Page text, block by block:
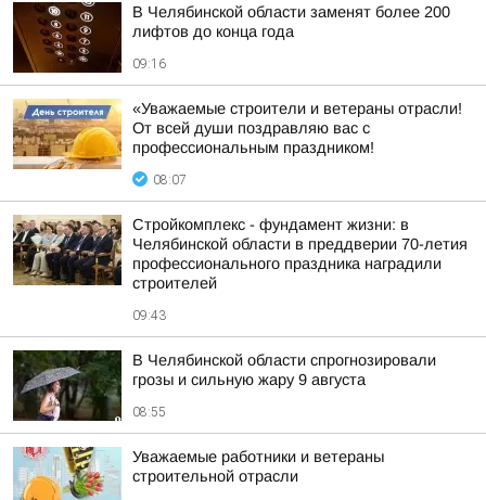
В Челябинской области заменят более 200
лифтов до конца года
09:16
«Уважаемые строители и ветераны отрасли!
От всей души поздравляю вас с
профессиональным праздником!
08:07
Стройкомплекс - фундамент жизни: в
Челябинской области в преддверии 70-летия
профессионального праздника наградили
строителей
09:43
В Челябинской области спрогнозировали
грозы и сильную жару 9 августа
08:55
Уважаемые работники и ветераны
строительной отрасли